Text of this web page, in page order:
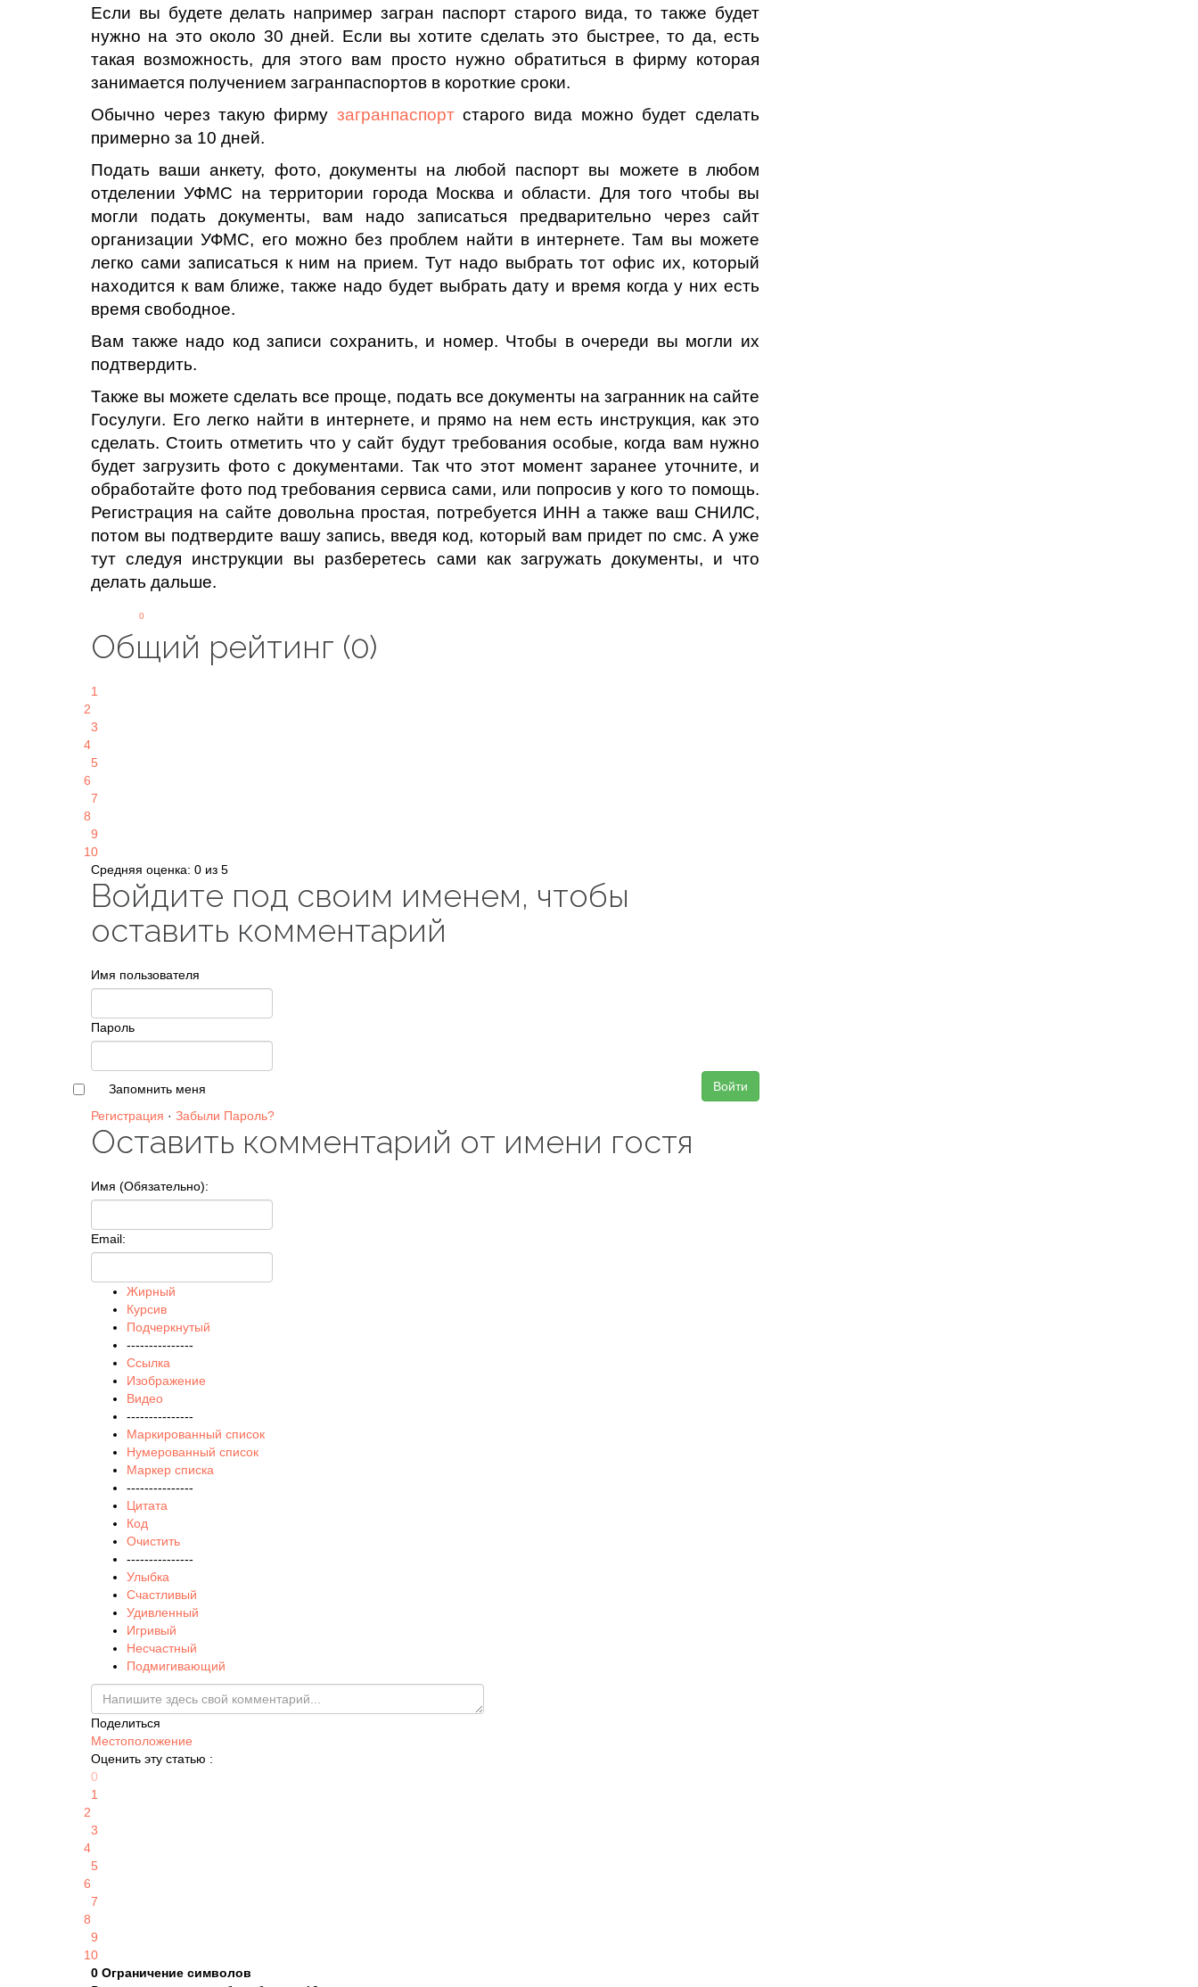
Если вы будете делать например загран паспорт старого вида, то также будет
нужно на это около 30 дней. Если вы хотите сделать это быстрее, то да, есть
такая возможность, для этого вам просто нужно обратиться в фирму которая
занимается получением загранпаспортов в короткие сроки.
Обычно через такую фирму загранпаспортстарого вида можно будет сделать
примерно за 10 дней.
Подать ваши анкету, фото, документы на любой паспорт вы можете в любом
отделении УФМС на территории города Москва и области. Для того чтобы вы
могли подать документы, вам надо записаться предварительно через сайт
организации УФМС, его можно без проблем найти в интернете. Там вы можете
легко сами записаться к ним на прием. Тут надо выбрать тот офис их, который
находится к вам ближе, также надо будет выбрать дату и время когда у них есть
время свободное.
Вам также надо код записи сохранить, и номер. Чтобы в очереди вы могли их
подтвердить.
Также вы можете сделать все проще, подать все документы на загранник на сайте
Госулуги. Его легко найти в интернете, и прямо на нем есть инструкция, как это
сделать. Стоить отметить что у сайт будут требования особые, когда вам нужно
будет загрузить фото с документами. Так что этот момент заранее уточните, и
обработайте фото под требования сервиса сами, или попросив у кого то помощь.
Регистрация на сайте довольна простая, потребуется ИНН а также ваш СНИЛС,
потом вы подтвердите вашу запись, введя код, который вам придет по смс. А уже
тут следуя инструкции вы разберетесь сами как загружать документы, и что
делать дальше.
0
Общий рейтинг (0)
1
2
3
4
5
6
7
8
9
10
Средняя оценка: 0 из 5
Войдите под своим именем, чтобы
оставить комментарий
Имя пользователя
Пароль
Войти
Запомнить меня
Регистрация · Забыли Пароль?
Оставить комментарий от имени гостя
Имя (Обязательно):
Email:
Жирный
Курсив
Подчеркнутый
---------------
Ссылка
Изображение
Видео
---------------
Маркированный список
Нумерованный список
Маркер списка
---------------
Цитата
Код
Очистить
---------------
Улыбка
Счастливый
Удивленный
Игривый
Несчастный
Подмигивающий
Поделиться
Местоположение
Оценить эту статью :
0
1
2
3
4
5
6
7
8
9
10
0 Ограничение символов